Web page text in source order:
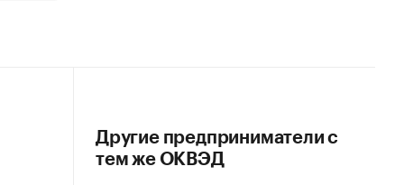
Другие предприниматели с
тем же ОКВЭД